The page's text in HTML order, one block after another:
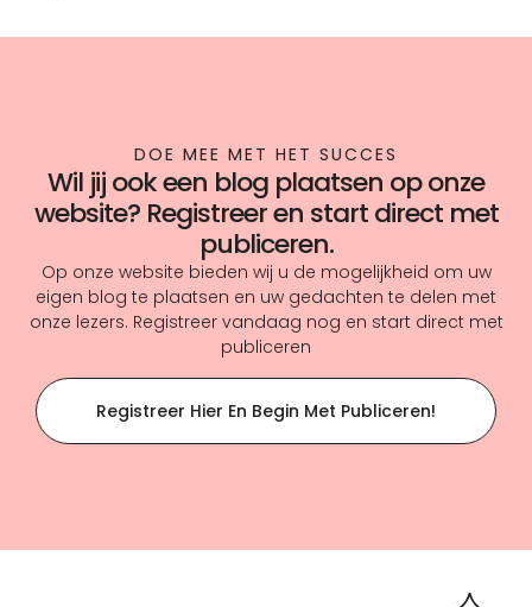
DOE MEE MET HET SUCCES
Wil jij ook een blog plaatsen op onze
website? Registreer en start direct met
publiceren.
Op onze website bieden wij u de mogelijkheid om uw
eigen blog te plaatsen en uw gedachten te delen met
onze lezers. Registreer vandaag nog en start direct met
publiceren
Registreer Hier En Begin Met Publiceren!